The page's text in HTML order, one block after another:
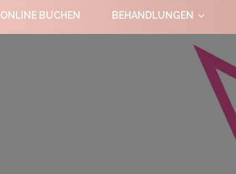
ONLINE BUCHEN BEHANDLUNGEN